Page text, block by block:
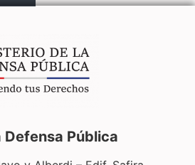
Pública